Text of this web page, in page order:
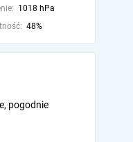
1018 hPa
48%
pogodnie